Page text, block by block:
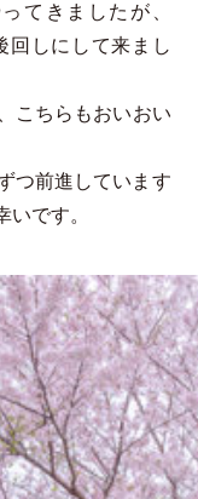
てきましたが、
回しにして来まし
こちらもおいおい
つ前進しています
です。